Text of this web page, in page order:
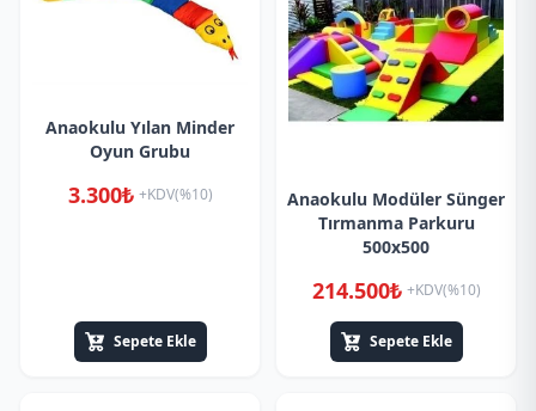
Anaokulu Yılan Minder
Oyun Grubu
3.300₺ +KDV(%10)
Sepete Ekle
Anaokulu Modüler Sünger
Tırmanma Parkuru
500x500
214.500₺ +KDV(%10)
Sepete Ekle